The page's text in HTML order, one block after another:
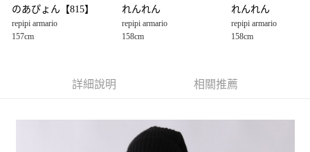
【大哥付你分期使用說明】
1.本服務由台灣大哥大提供，台灣大哥大用戶可立即使用無須另外申請。
2.付款方式選擇「大哥付你分期」，訂單成立後會自動跳轉到大哥付的交易
3.實際核准額度、可分期數及費用金額請依後續交易確認頁面所載為準。
4.訂單成立30分鐘內，如未前往確認交易或遇審核未通過，訂單將自動取
1.分期款項不併入電信帳單，「大哥付你分期」於每月結算日後寄送繳費提
AFTEE先享後付
３．安心：先確認商品／服務後，再付款。
【「AFTEE先享後付」結帳流程】
每筆NT$80，滿NT$1,500(含以上)免運費
のあぴょん【815】
repipi armario
157cm
れんれん
repipi armario
158cm
れんれん
repipi armario
158cm
詳細說明 相關推薦